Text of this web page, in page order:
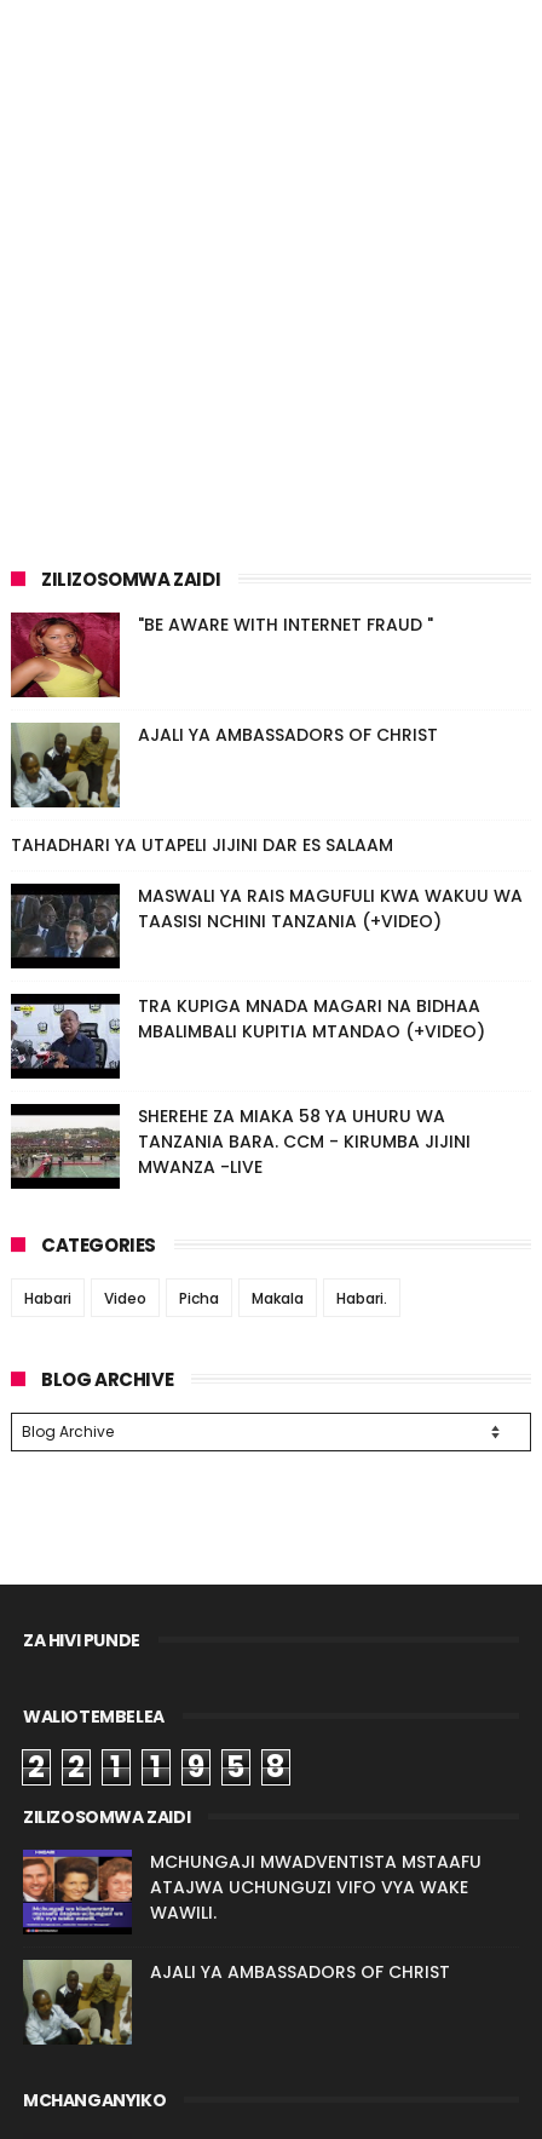
ZILIZOSOMWA ZAIDI
"BE AWARE WITH INTERNET FRAUD "
AJALI YA AMBASSADORS OF CHRIST
TAHADHARI YA UTAPELI JIJINI DAR ES SALAAM
MASWALI YA RAIS MAGUFULI KWA WAKUU WA
TAASISI NCHINI TANZANIA (+VIDEO)
TRA KUPIGA MNADA MAGARI NA BIDHAA
MBALIMBALI KUPITIA MTANDAO (+VIDEO)
SHEREHE ZA MIAKA 58 YA UHURU WA
TANZANIA BARA. CCM - KIRUMBA JIJINI
MWANZA -LIVE
CATEGORIES
Habari Video Picha Makala Habari.
BLOG ARCHIVE
ZA HIVI PUNDE
WALIOTEMBELEA
2 2 1 1 9 5 8
ZILIZOSOMWA ZAIDI
MCHUNGAJI MWADVENTISTA MSTAAFU
ATAJWA UCHUNGUZI VIFO VYA WAKE
WAWILI.
AJALI YA AMBASSADORS OF CHRIST
MCHANGANYIKO